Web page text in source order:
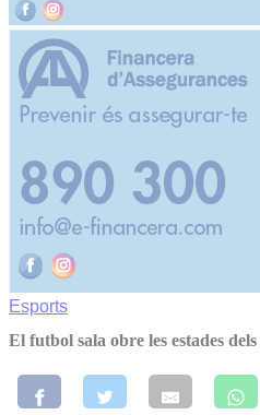
Esports
El futbol sala obre les estades